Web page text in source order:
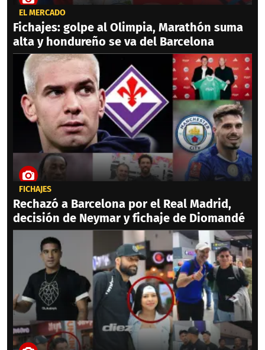
EL MERCADO
Fichajes: golpe al Olimpia, Marathón suma
alta y hondureño se va del Barcelona
FICHAJES
Rechazó a Barcelona por el Real Madrid,
decisión de Neymar y fichaje de Diomandé